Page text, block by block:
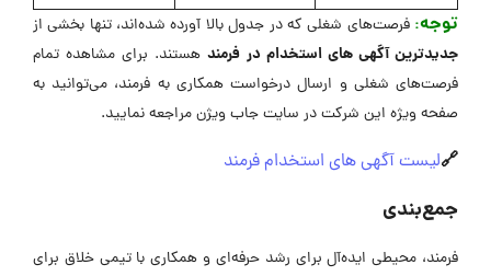
توجه: فرصت‌های شغلی که در جدول بالا آورده شده‌اند، تنها بخشی از
جدیدترین آگهی های استخدام در فرمندهستند. برای مشاهده تمام
فرصت‌های شغلی و ارسال درخواست همکاری به فرمند، می‌توانید به
صفحه ویژه این شرکت در ‌سایت جاب ویژن مراجعه نمایید.
🔗لیست آگهی های استخدام فرمند
جمع‌بندی
فرمند، محیطی ایده‌آل برای رشد حرفه‌ای و همکاری با تیمی خلاق برای